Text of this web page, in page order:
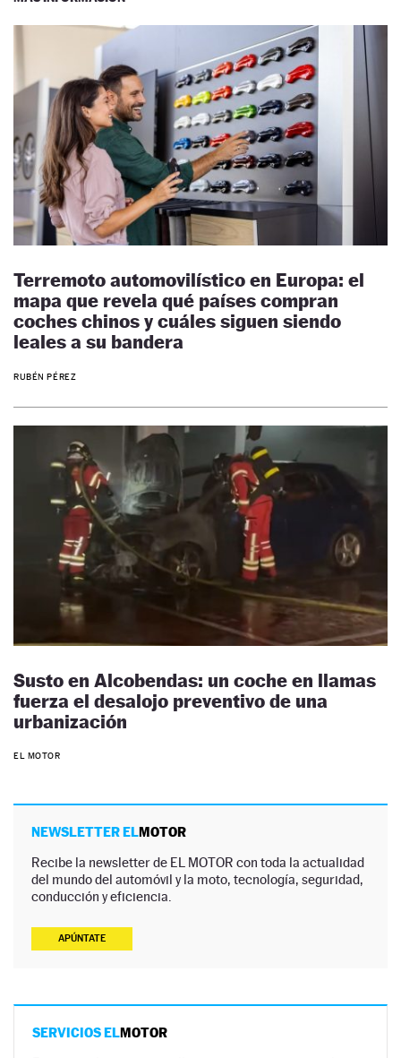
Terremoto automovilístico en Europa: el
mapa que revela qué países compran
coches chinos y cuáles siguen siendo
leales a su bandera
RUBÉN PÉREZ
Susto en Alcobendas: un coche en llamas
fuerza el desalojo preventivo de una
urbanización
EL MOTOR
NEWSLETTER ELMOTOR
Recibe la newsletter de EL MOTOR con toda la actualidad
del mundo del automóvil y la moto, tecnología, seguridad,
conducción y eficiencia.
APÚNTATE
SERVICIOS ELMOTOR